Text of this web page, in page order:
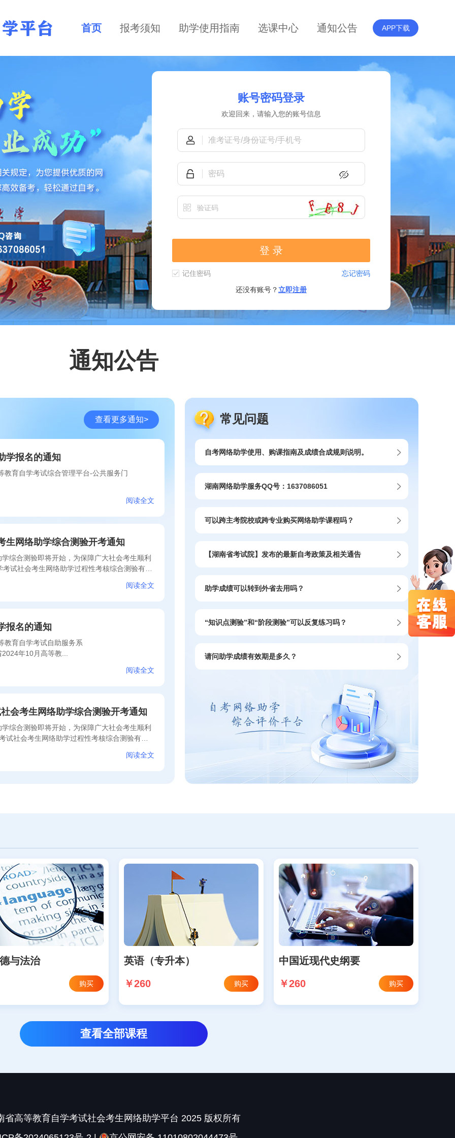
首页 报考须知 助学使用指南 选课中心 通知公告 APP下载
通知公告
查看更多通知>
学报名的通知
教育自学考试综合管理平台-公共服务门
阅读全文
生网络助学综合测验开考通知
综合测验即将开始，为保障广大社会考生顺利
试社会考生网络助学过程性考核综合测验有关
阅读全文
报名的通知
教育自学考试自助服务系
年10月高等教...
阅读全文
会考生网络助学综合测验开考通知
综合测验即将开始，为保障广大社会考生顺利
社会考生网络助学过程性考核综合测验有关
阅读全文
常见问题
自考网络助学使用、购课指南及成绩合成规则说明。
湖南网络助学服务QQ号：1637086051
可以跨主考院校或跨专业购买网络助学课程吗？
【湖南省考试院】发布的最新自考政策及相关通告
助学成绩可以转到外省去用吗？
“知识点测验”和“阶段测验”可以反复练习吗？
请问助学成绩有效期是多久？
与法治
购买
英语（专升本）
￥260 购买
中国近现代史纲要
￥260 购买
查看全部课程
省高等教育自学考试社会考生网络助学平台 2025 版权所有